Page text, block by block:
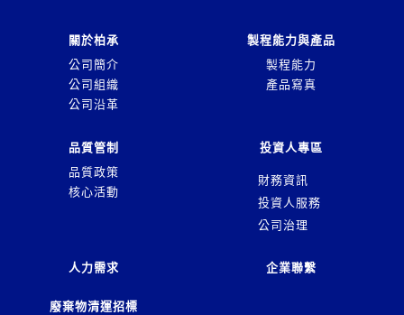
關於柏承
公司簡介
公司組織
公司沿革
製程能力與產品
製程能力
產品寫真
品質管制
品質政策
核心活動
投資人專區
財務資訊
投資人服務
公司治理
人力需求 企業聯繫
廢棄物清運招標